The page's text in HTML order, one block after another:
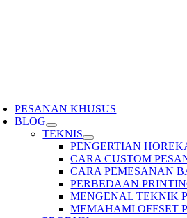
PESANAN KHUSUS
BLOG
TEKNIS
PENGERTIAN
CARA CUSTOM
CARA PEMESANAN
PERBEDAAN
MENGENAL TEKNIK
MEMAHAMI OFFSET